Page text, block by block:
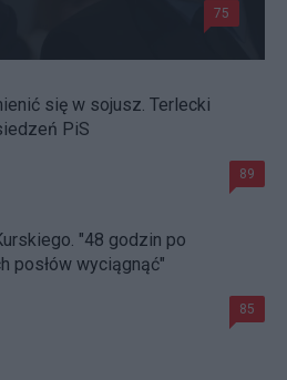
75
się w sojusz. Terlecki
PiS
89
"48 godzin po
posłów wyciągnąć"
85